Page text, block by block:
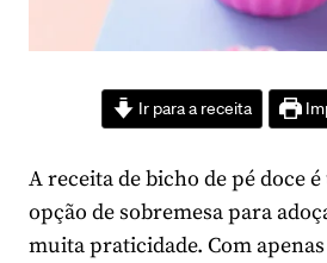
Ir para a receita
A receita de bicho de pé doce
opção de sobremesa para
muita praticidade. Com